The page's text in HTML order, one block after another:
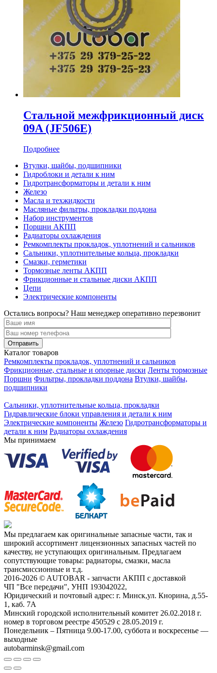
Стальной межфрикционный диск
09A (JF506E)
Подробнее
Втулки, шайбы, подшипники
Гидроблоки и детали к ним
Гидротрансформаторы и детали к ним
Железо
Масла и техжидкости
Масляные фильтры, прокладки поддона
Набор инструментов
Поршни АКПП
Радиаторы охлаждения
Ремкомплекты прокладок, уплотнений и сальников
Сальники, уплотнительные кольца, прокладки
Смазки, герметики
Тормозные ленты АКПП
Фрикционные и стальные диски АКПП
Цепи
Электрические компоненты
Остались вопросы? Наш менеджер оперативно перезвонит
Каталог товаров
Ремкомплекты прокладок, уплотнений и сальников
Фрикционные, стальные и опорные диски Ленты тормозные
Поршни Фильтры, прокладки поддона Втулки, шайбы,
подшипники
Сальники, уплотнительные кольца, прокладки
Гидравлические блоки управления и детали к ним
Электрические компоненты Железо Гидротрансформаторы и
детали к ним Радиаторы охлаждения
Мы принимаем
Мы предлагаем как оригинальные запасные части, так и
широкий ассортимент лицензионных запасных частей по
качеству, не уступающих оригинальным. Предлагаем
сопутствующие товары: радиаторы, смазки, масла
трансмиссионные и т.д.
2016-2026 © AUTOBAR - запчасти АКПП с доставкой
ЧП "Все передачи", УНП 193042022,
Юридический и почтовый адрес: г. Минск,ул. Кнорина, д.55-
1, каб. 7А
Минский городской исполнительный комитет 26.02.2018 г.
номер в торговом реестре 450529 с 28.05.2019 г.
Понедельник – Пятница 9.00-17.00, суббота и воскресенье —
выходные
autobarminsk@gmail.com